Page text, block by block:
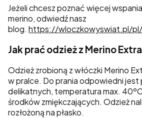
Jeżeli chcesz poznać więcej
merino, odwiedź nasz
blog. https://wloczkowyswiat.pl/
Jak prać odzież z Merino
Odzież zrobioną z włóczki Merino
w pralce. Do prania odpowiedni jest
delikatnych, temperatura max.
środków zmiękczających. Odzież
rozłożoną na płasko.